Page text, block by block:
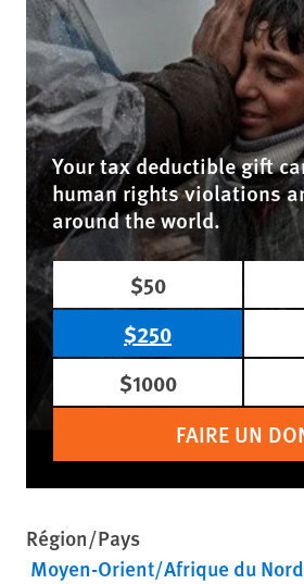
Your tax deductible gift
human rights violations
around the world.
$50
$250
$1000
FAIRE UN
Région/Pays
Moyen-Orient/Afrique du Nord